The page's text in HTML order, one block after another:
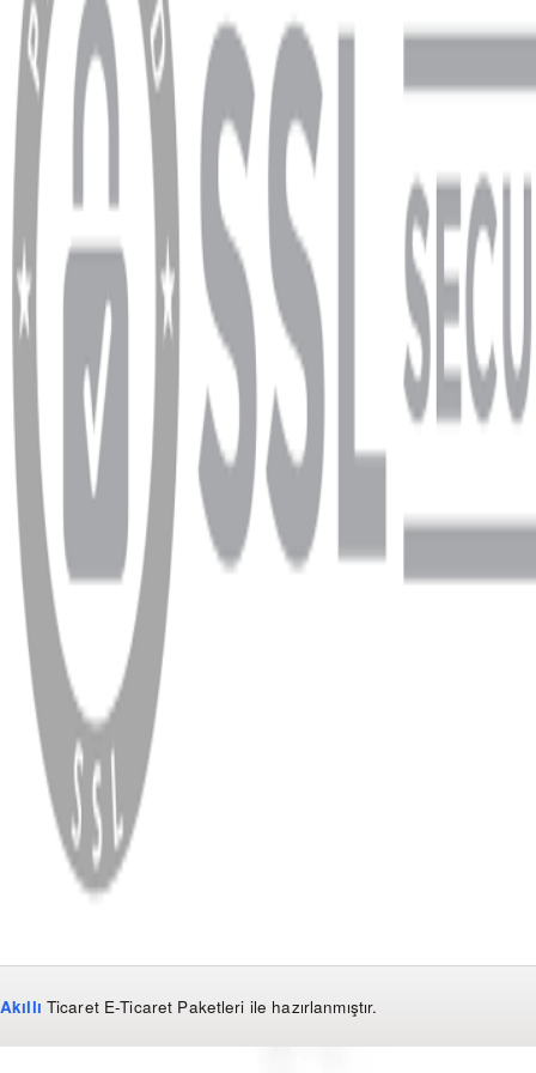
YARDIM VE DESTEK
Ödeme ve Teslimat Şartları
Garanti ve İade Şartları
info@dukkanhifi.com
0850 441 40 44
info@dukkanhifi.com 0850 441 40 44
Çalışma Saatleri: Pazartesi - Cuma 09:30 - 19:30, Cumartesi 10:00 - 18:00
WhatsApp Facebook
Copyright
2026 Dükkan Hifi
Akıllı Ticaret E-Ticaret Paketleri ile hazırlanmıştır.